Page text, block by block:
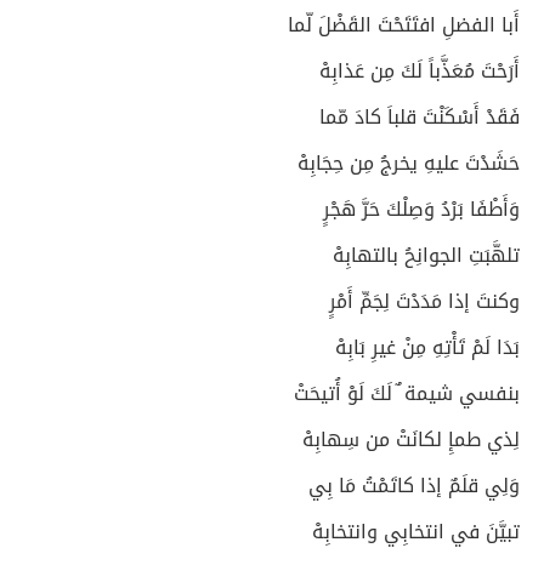
أَبا الفضلِ افتَتَحْتَ القَضْلَ لّما
أَرَحْتَ مُعَذَّباً لَكَ مِن عَذابِهْ
فَقَدْ أَسْكَنْتَ قلباَ كادَ مّما
حَشَدْتَ عليهِ يخرجُ مِن حِجَابِهْ
وَأَطْفَا بَرْدُ وَصِلْكَ حَرَّ هَجْرٍ
تلهَّبَتِ الجوانِحُ بالتهابِهْ
وكنتَ إذا مَدَدْتَ لِجَمِّ أَمْرٍ
بَدَا لَمْ تَأْتِهِ مِنْ غيرِ بَابِهْ
بنفسي شيمة ٌ لَكَ لَوْ أُتيحَتْ
لِذي طمإِ لكانَتْ من سِهابِهْ
وَلِي قلَمٌ إذا كاتَمْتُ مَا بِي
تبيَّنَ في انتخابِي وانتخابِهْ